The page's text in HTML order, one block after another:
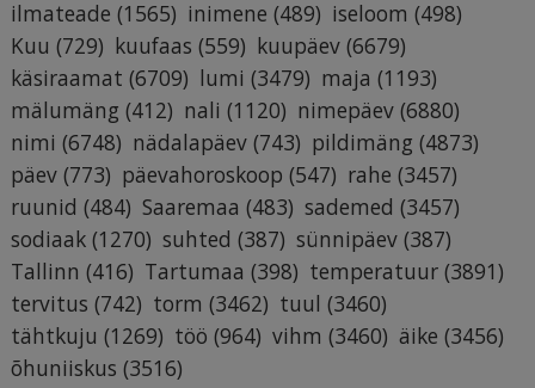
ilmateade (1565) inimene (489) iseloom (498)
Kuu (729) kuufaas (559) kuupäev (6679)
käsiraamat (6709) lumi (3479) maja (1193)
mälumäng (412) nali (1120) nimepäev (6880)
nimi (6748) nädalapäev (743) pildimäng (4873)
päev (773) päevahoroskoop (547) rahe (3457)
ruunid (484) Saaremaa (483) sademed (3457)
sodiaak (1270) suhted (387) sünnipäev (387)
Tallinn (416) Tartumaa (398) temperatuur (3891)
tervitus (742) torm (3462) tuul (3460)
tähtkuju (1269) töö (964) vihm (3460) äike (3456)
õhuniiskus (3516)